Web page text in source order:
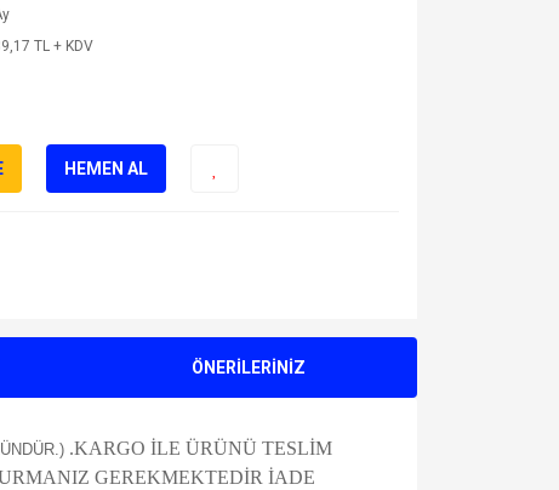
TL + KDV
HEMEN AL
ÖNERİLERİNİZ
.KARGO İLE ÜRÜNÜ TESLİM
GEREKMEKTEDİR İADE